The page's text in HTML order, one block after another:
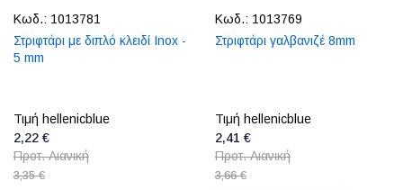
Κωδ.: 1013781
Στριφτάρι με διπλό κλειδί Inox -
5 mm
Τιμή hellenicblue
2,22 €
Προτ. Λιανική
3,35 €
Κωδ.: 1013769
Στριφτάρι γαλβανιζέ 8mm
Τιμή hellenicblue
2,41 €
Προτ. Λιανική
3,66 €